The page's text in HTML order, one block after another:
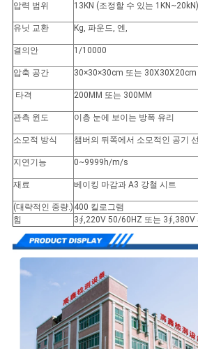
압력 범위 13KN (조정할 수 있는 1KN~20kN)
유닛 교환 Kg, 파운드, 엔,
결의안 1/10000
압축 공간 30×30×30cm 또는 30X30X20cm
타격 200MM 또는 300MM
관측 윈도 이층 눈에 보이는 방폭 유리
소모적 방식 챔버의 뒤쪽에서 소모적인 공기
지연기능 0~9999h/m/s
재료 베이킹 마감과 A3 강철 시트
(대략적인 중량.) 400 킬로그램
힘
3∮,220V 50/60HZ 또는